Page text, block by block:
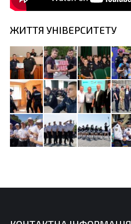
ЖИТТЯ УНІВЕРСИТЕТУ